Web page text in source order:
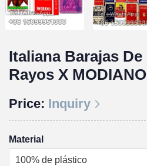
Italiana Barajas De
Rayos X
Price: Inquiry
Material